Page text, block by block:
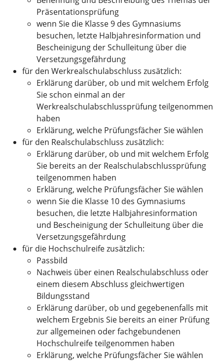
Präsentationsprüfung
wenn Sie die Klasse 9 des Gymnasiums
besuchen, letzte Halbjahresinformation und
Bescheinigung der Schulleitung über die
Versetzungsgefährdung
für den Werkrealschulabschluss zusätzlich:
Erklärung darüber, ob und mit welchem Erfolg
Sie schon einmal an der
Werkrealschulabschlussprüfung teilgenommen
haben
Erklärung, welche Prüfungsfächer Sie wählen
für den Realschulabschluss zusätzlich:
Erklärung darüber, ob und mit welchem Erfolg
Sie bereits an der Realschulabschlussprüfung
teilgenommen haben
Erklärung, welche Prüfungsfächer Sie wählen
wenn Sie die Klasse 10 des Gymnasiums
besuchen, die letzte Halbjahresinformation
und Bescheinigung der Schulleitung über die
Versetzungsgefährdung
für die Hochschulreife zusätzlich:
Passbild
Nachweis über einen Realschulabschluss oder
einem diesem Abschluss gleichwertigen
Bildungsstand
Erklärung darüber, ob und gegebenenfalls mit
welchem Ergebnis Sie bereits an einer Prüfung
zur allgemeinen oder fachgebundenen
Hochschulreife teilgenommen haben
Erklärung, welche Prüfungsfächer Sie wählen